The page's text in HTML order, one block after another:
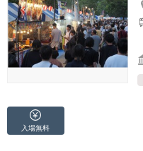
入場無料